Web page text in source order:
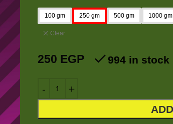
100 gm 250 gm 500 gm 1000 gm
Clear
250 EGP 994 in stock